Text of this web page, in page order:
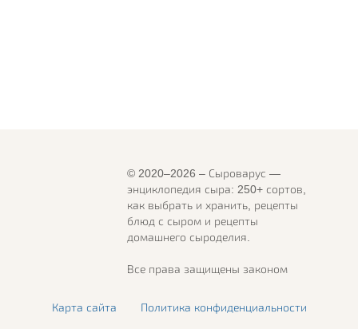
© 2020–2026 – Сыроварус —
энциклопедия сыра: 250+ сортов,
как выбрать и хранить, рецепты
блюд с сыром и рецепты
домашнего сыроделия.
Все права защищены законом
Карта сайта Политика конфиденциальности